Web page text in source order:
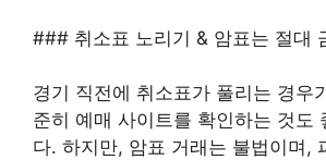
### 취소표 노리기 & 암표는 절대
경기 직전에 취소표가 풀리는 경우
준히 예매 사이트를 확인하는 것도
다. 하지만, 암표 거래는 불법이며,